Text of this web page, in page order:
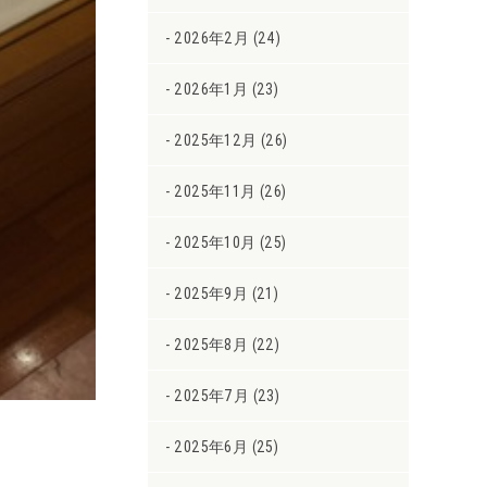
2026年2月 (24)
2026年1月 (23)
2025年12月 (26)
2025年11月 (26)
2025年10月 (25)
2025年9月 (21)
2025年8月 (22)
2025年7月 (23)
2025年6月 (25)